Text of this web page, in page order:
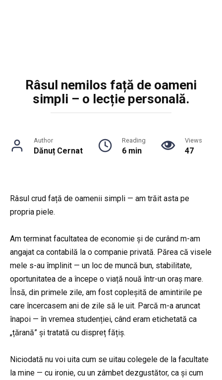
Râsul nemilos față de oameni
simpli – o lecție personală.
Author
Dănuț Cernat
Reading
6 min
Views
47
Râsul crud față de oamenii simpli — am trăit asta pe
propria piele.
Am terminat facultatea de economie și de curând m-am
angajat ca contabilă la o companie privată. Părea că visele
mele s-au împlinit — un loc de muncă bun, stabilitate,
oportunitatea de a începe o viață nouă într-un oraș mare.
Însă, din primele zile, am fost copleșită de amintirile pe
care încercasem ani de zile să le uit. Parcă m-a aruncat
înapoi — în vremea studenției, când eram etichetată ca
„țărană” și tratată cu dispreț fățiș.
Niciodată nu voi uita cum se uitau colegele de la facultate
la mine — cu ironie, cu un zâmbet dezgustător, ca și cum